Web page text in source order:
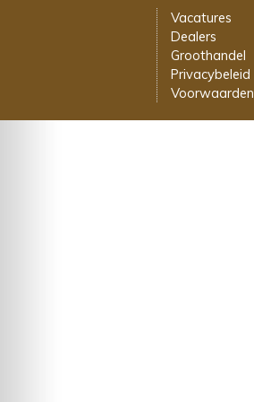
Vacatures
Dealers
Groothandel
Privacybeleid
Voorwaarden